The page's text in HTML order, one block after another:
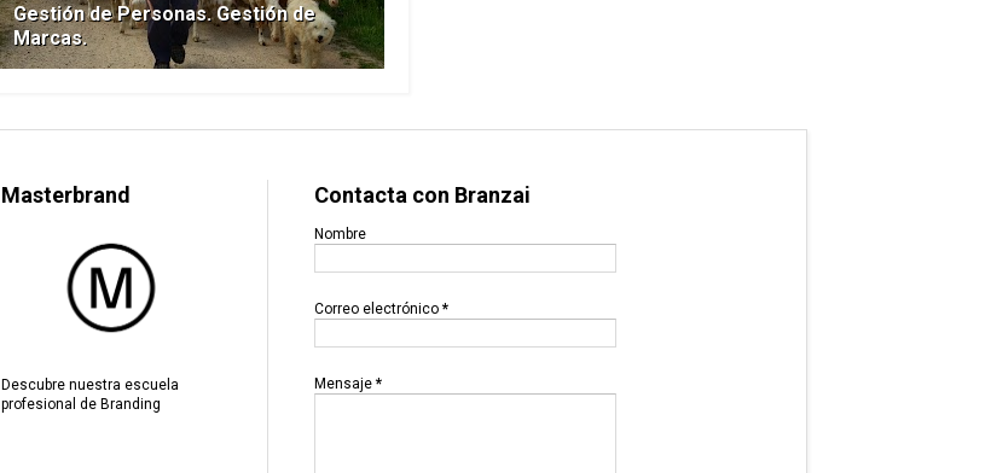
Gestión de Personas. Gestión de
Marcas.
Masterbrand
Descubre nuestra escuela
profesional de Branding
Contacta con Branzai
Nombre
Correo electrónico *
Mensaje *